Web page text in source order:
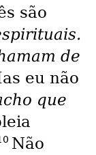
são
de
eu não
que
Não